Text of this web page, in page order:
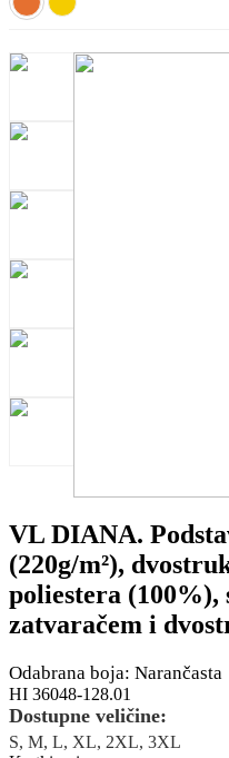
VL DIANA.
(220g/m²),
poliestera (100%),
zatvaračem i
Odabrana boja: Narančasta
HI 36048-128.01
Dostupne veličine:
S, M, L, XL, 2XL, 3XL